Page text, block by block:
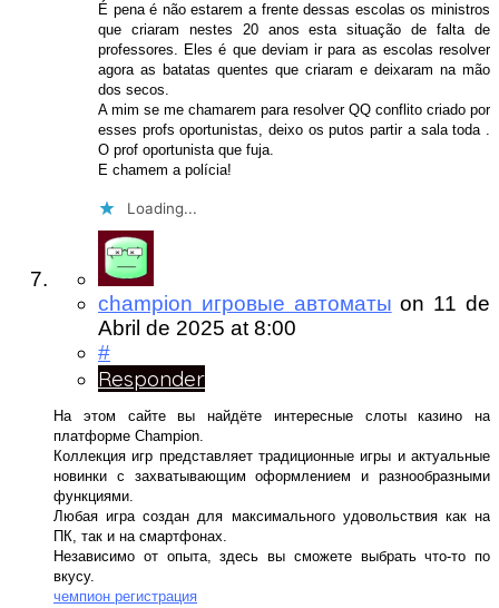
É pena é não estarem a frente dessas escolas os ministros
que criaram nestes 20 anos esta situação de falta de
professores. Eles é que deviam ir para as escolas resolver
agora as batatas quentes que criaram e deixaram na mão
dos secos.
A mim se me chamarem para resolver QQ conflito criado por
esses profs oportunistas, deixo os putos partir a sala toda .
O prof oportunista que fuja.
E chamem a polícia!
Loading...
champion игровые автоматы on 11 de
Abril de 2025 at 8:00
#
Responder
На этом сайте вы найдёте интересные слоты казино на
платформе Champion.
Коллекция игр представляет традиционные игры и актуальные
новинки с захватывающим оформлением и разнообразными
функциями.
Любая игра создан для максимального удовольствия как на
ПК, так и на смартфонах.
Независимо от опыта, здесь вы сможете выбрать что-то по
вкусу.
чемпион регистрация